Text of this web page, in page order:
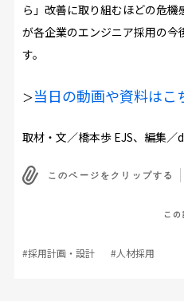
ら」改善に取り組むほどの危
が各企業のエンジニア採用の
す。
＞当日の動画や資料はこ
取材・文／橋本歩 EJS、編集／
このページをクリップする
こ
#採用計画・設計 #人材採用